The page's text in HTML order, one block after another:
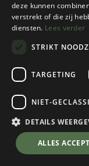
Kavu
Women's
Layer Line Up
Kies een maat
💬 Stel je
deze kunnen
verstrekt of die zij
diensten. Lees verder
STRIKT
TARGETING
NIET-
DETAILS
ALLES